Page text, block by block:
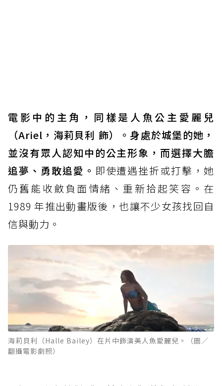
電影中的主角，同樣是人魚公主愛麗兒
（Ariel，海莉貝利 飾）。身處於城堡的她，
並沒有眾人認知中的公主形象，而選擇大膽
追夢、勇敢追愛。 即使遭遇挫折或打擊，她
仍舊能收斂負面情緒、重新拾起笑容。在
1989 年推出動畫版後，也讓不少女孩找回自
信與動力。
海莉貝利（Halle Bailey）在片中飾演美人魚愛麗兒。（圖／
翻攝電影劇照）